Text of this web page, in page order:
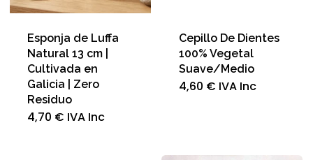
Esponja de Luffa
Natural 13 cm |
Cultivada en
Galicia | Zero
Residuo
4,70 € IVA Inc
Cepillo De Dientes
100% Vegetal
Suave/Medio
4,60 € IVA Inc